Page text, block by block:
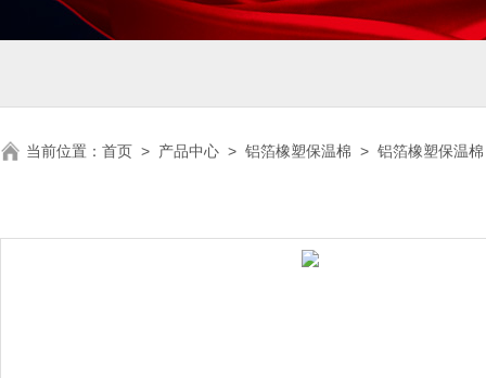
当前位置： 首页 > 产品中心 > 铝箔橡塑保温棉 > 铝箔橡塑保温棉